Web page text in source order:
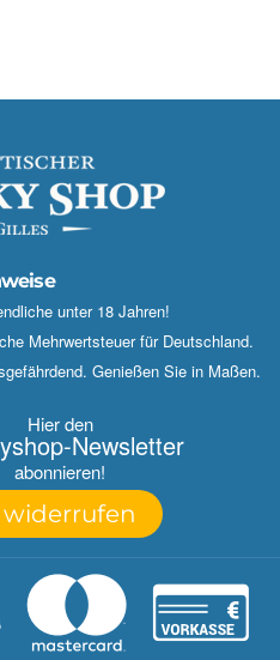
unter 18 Jahren!
Mehrwertsteuer für Deutschland.
Genießen Sie in Maßen.
Hier den
Newsletter
abonnieren!